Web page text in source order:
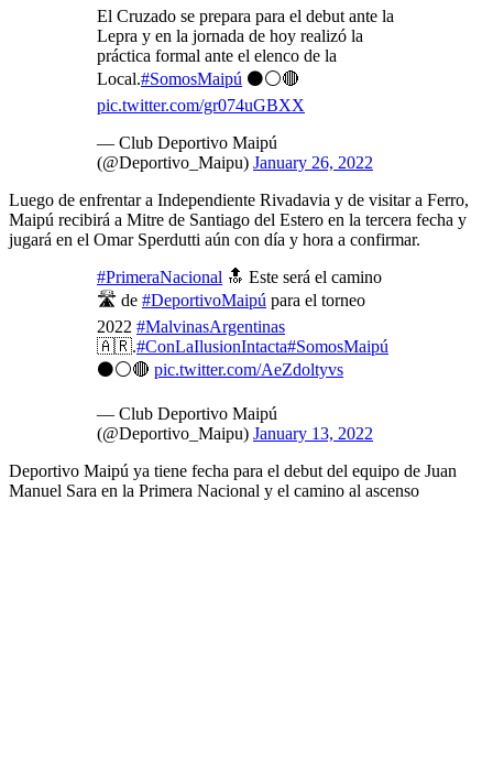
El Cruzado se prepara para el debut ante la
Lepra y en la jornada de hoy realizó la
práctica formal ante el elenco de la
Local.#SomosMaipú ⚫️⚪️🔴
pic.twitter.com/gr074uGBXX
— Club Deportivo Maipú
(@Deportivo_Maipu) January 26, 2022
Luego de enfrentar a Independiente Rivadavia y de visitar a Ferro,
Maipú recibirá a Mitre de Santiago del Estero en la tercera fecha y
jugará en el Omar Sperdutti aún con día y hora a confirmar.
#PrimeraNacional 🔝 Este será el camino
🛣️ de #DeportivoMaipú para el torneo
2022 #MalvinasArgentinas
🇦🇷.#ConLaIlusionIntacta#SomosMaipú
⚫⚪🔴 pic.twitter.com/AeZdoltyvs
— Club Deportivo Maipú
(@Deportivo_Maipu) January 13, 2022
Deportivo Maipú ya tiene fecha para el debut del equipo de Juan
Manuel Sara en la Primera Nacional y el camino al ascenso